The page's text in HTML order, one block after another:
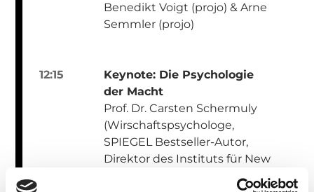
Benedikt Voigt (projo) & Arne
Semmler (projo)
12:15
Keynote: Die Psychologie
der Macht
Prof. Dr. Carsten Schermuly
(Wirschaftspsychologe,
SPIEGEL Bestseller-Autor,
Direktor des Instituts für New